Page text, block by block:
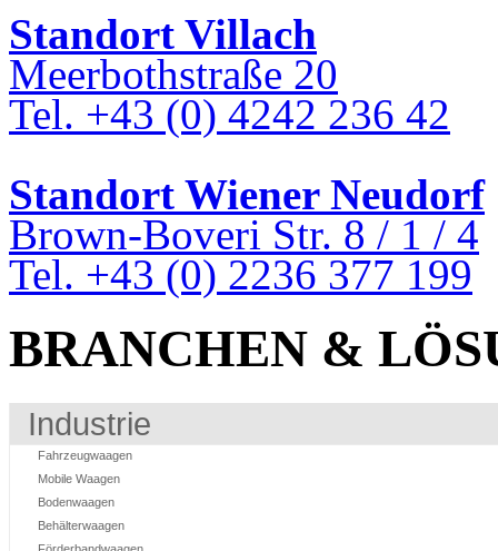
Standort Villach
Meerbothstraße 20
Tel. +43 (0) 4242 236 42
Standort Wiener Neudorf
Brown-Boveri Str. 8 / 1 / 4
Tel. +43 (0) 2236 377 199
BRANCHEN &
Industrie
Fahrzeugwaagen
Mobile Waagen
Bodenwaagen
Behälterwaagen